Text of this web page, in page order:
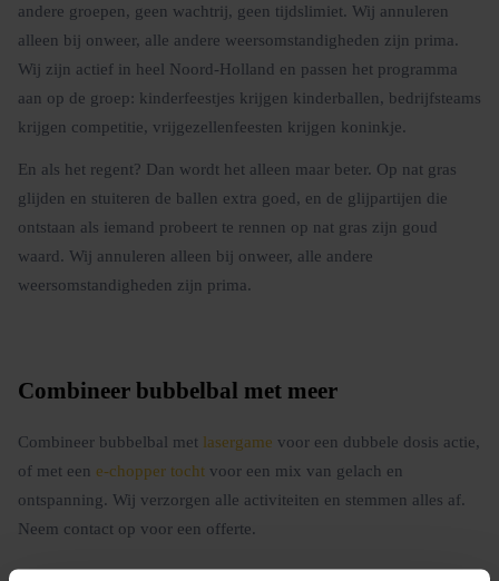
andere groepen, geen wachtrij, geen tijdslimiet. Wij annuleren
alleen bij onweer, alle andere weersomstandigheden zijn prima.
Wij zijn actief in heel Noord-Holland en passen het programma
aan op de groep: kinderfeestjes krijgen kinderballen, bedrijfsteams
krijgen competitie, vrijgezellenfeesten krijgen koninkje.
En als het regent? Dan wordt het alleen maar beter. Op nat gras
glijden en stuiteren de ballen extra goed, en de glijpartijen die
ontstaan als iemand probeert te rennen op nat gras zijn goud
waard. Wij annuleren alleen bij onweer, alle andere
weersomstandigheden zijn prima.
Combineer bubbelbal met meer
Combineer bubbelbal met lasergame voor een dubbele dosis actie,
of met een e-chopper tocht voor een mix van gelach en
ontspanning. Wij verzorgen alle activiteiten en stemmen alles af.
Neem contact op voor een offerte.